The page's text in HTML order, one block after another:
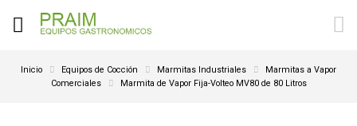
Inicio Equipos de Cocción Marmitas Industriales
Marmitas a Vapor
Comerciales
Marmita de Vapor Fija-Volteo MV80 de 80 Litros